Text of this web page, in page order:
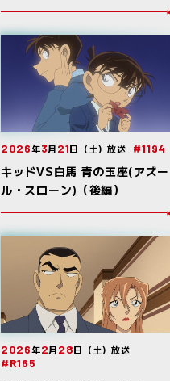
2026年3月21日（土）放送 #1194
キッドVS白馬 青の玉座(アズー
ル・スローン)（後編）
2026年2月28日（土）放送
#R165